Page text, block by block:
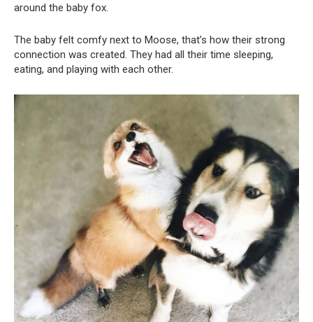
around the baby fox.
The baby felt comfy next to Moose, that’s how their strong
connection was created. They had all their time sleeping,
eating, and playing with each other.